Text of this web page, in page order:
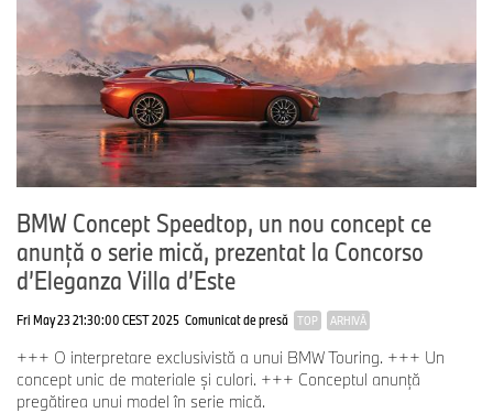
BMW Concept Speedtop, un nou concept ce
anunţă o serie mică, prezentat la Concorso
d’Eleganza Villa d’Este
Fri May 23 21:30:00 CEST 2025 Comunicat de presă TOP ARHIVĂ
+++ O interpretare exclusivistă a unui BMW Touring. +++ Un
concept unic de materiale şi culori. +++ Conceptul anunţă
pregătirea unui model în serie mică.